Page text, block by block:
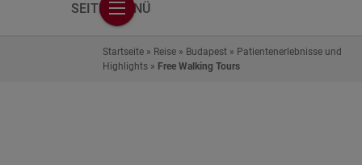
Startseite » Reise » Budapest » Patientenerlebnisse und
Highlights » Free Walking Tours
SEITENMENÜ